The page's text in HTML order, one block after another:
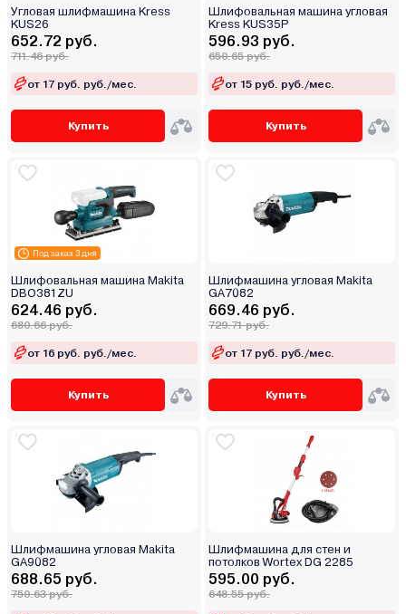
Угловая шлифмашина Kress
KUS26
652.72 руб.
711.46 руб.
от 17 руб. руб./мес.
Купить
Шлифовальная машина угловая
Kress KUS35P
596.93 руб.
650.65 руб.
от 15 руб. руб./мес.
Купить
Под заказ 3 дня
Шлифовальная машина Makita
DBO381ZU
624.46 руб.
680.66 руб.
от 16 руб. руб./мес.
Купить
Шлифмашина угловая Makita
GA7082
669.46 руб.
729.71 руб.
от 17 руб. руб./мес.
Купить
Шлифмашина угловая Makita
GA9082
688.65 руб.
750.63 руб.
Шлифмашина для стен и
потолков Wortex DG 2285
595.00 руб.
648.55 руб.